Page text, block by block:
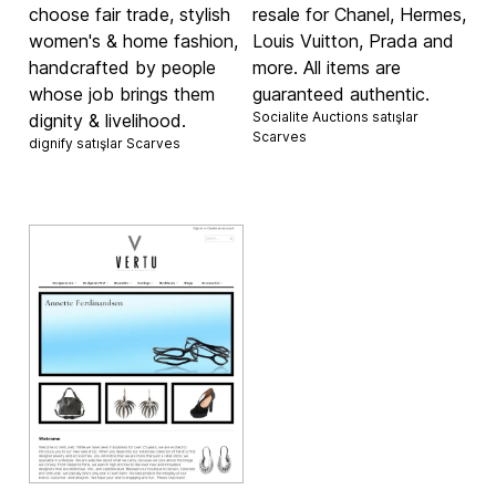
choose fair trade, stylish
women's & home fashion,
handcrafted by people
whose job brings them
dignity & livelihood.
dignify satışlar Scarves
resale for Chanel, Hermes,
Louis Vuitton, Prada and
more. All items are
guaranteed authentic.
Socialite Auctions satışlar
Scarves